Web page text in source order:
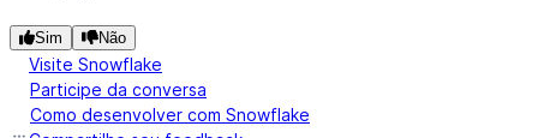
Sim Não
Visite Snowflake
Participe da conversa
Como desenvolver com Snowflake